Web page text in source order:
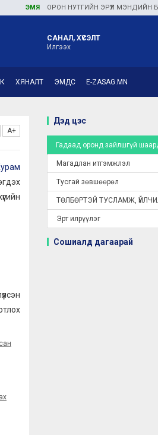
ОРОН НУТГИЙН ЭРҮҮЛ МЭНДИЙН
САНАЛ, ХҮСЭЛТ
Илгээх
ХЯНАЛТ ЭМДС E-ZASAG.MN
A+
Дэд цэс
Гадаад оронд зайлшгүй
Магадлан итгэмжлэл
Тусгай зөвшөөрөл
ТӨЛБӨРТЭЙ ТУСЛАМЖ,
Эрт илрүүлэг
Сошиалд дагаарай